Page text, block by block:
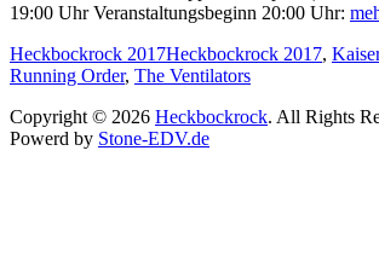
19:00 Uhr Veranstaltungsbeginn 20:00 Uhr:
Categories
Heckbockrock 2017Tags
Heckbockrock 2017,
Running Order, The Ventilators
Copyright © 2026 Heckbockrock. All Rights
Powerd by Stone-EDV.de